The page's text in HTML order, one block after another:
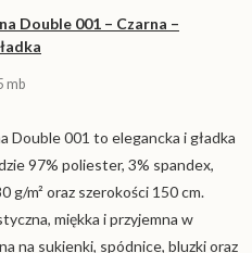
Double 001 – Czarna –
mb
Double 001 to elegancka i gładka
97% poliester, 3% spandex,
g/m² oraz szerokości 150 cm.
miękka i przyjemna w
na sukienki, spódnice, bluzki oraz